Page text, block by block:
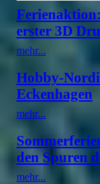
erster 3D
mehr...
Hobby-
Eckenhagen
mehr...
den Spuren
mehr...